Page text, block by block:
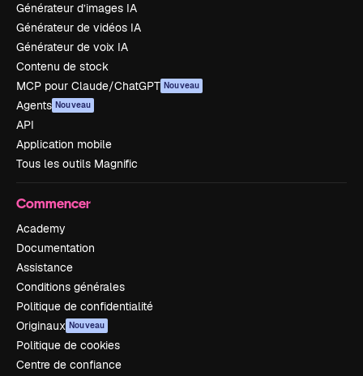
Générateur d’images IA
Générateur de vidéos IA
Générateur de voix IA
Contenu de stock
MCP pour Claude/ChatGPT Nouveau
Agents Nouveau
API
Application mobile
Tous les outils Magnific
Commencer
Academy
Documentation
Assistance
Conditions générales
Politique de confidentialité
Originaux Nouveau
Politique de cookies
Centre de confiance